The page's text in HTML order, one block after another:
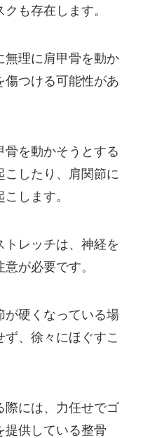
も存在します。
無理に肩甲骨を動か
傷つける可能性があ
を動かそうとする
こしたり、肩関節に
します。
トレッチは、神経を
が必要です。
が硬くなっている場
、徐々にほぐすこ
際には、力任せでゴ
提供している整骨